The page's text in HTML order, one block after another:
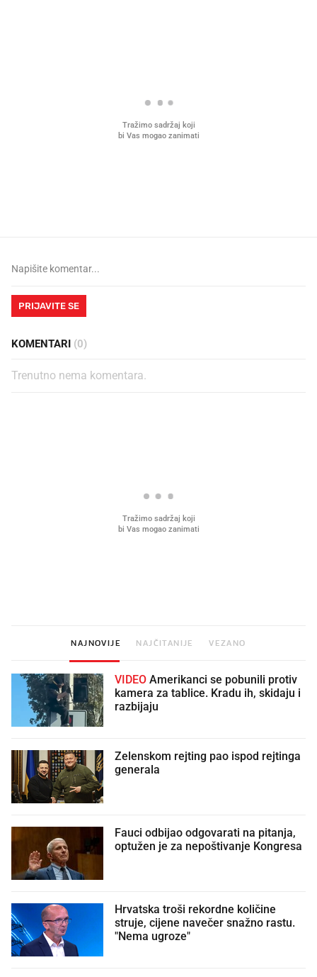
PRIJAVITE SE
KOMENTARI (0)
Trenutno nema komentara.
NAJNOVIJE NAJČITANIJE VEZANO
VIDEO
kamera za tablice. Kradu ih, skidaju i
razbijaju
Zelenskom rejting pao ispod rejtinga
generala
Fauci odbijao odgovarati na pitanja,
optužen je za nepoštivanje Kongresa
Hrvatska troši rekordne količine
struje, cijene navečer snažno rastu.
"Nema ugroze"